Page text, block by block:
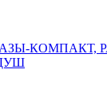
КОМПАКТ,